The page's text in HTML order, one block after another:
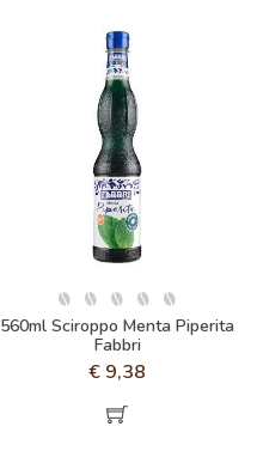
560ml Sciroppo Menta Piperita
Fabbri
€ 9,38